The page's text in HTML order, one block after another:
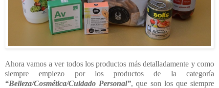
Ahora vamos a ver todos los productos más detalladamente y como
siempre empiezo por los productos de la categoría
“Belleza/Cosmética/Cuidado Personal”, que son los que siempre